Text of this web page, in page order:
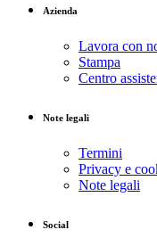
Azienda
Lavora con
Stampa
Centro
Note legali
Termini
Privacy e
Note legali
Social